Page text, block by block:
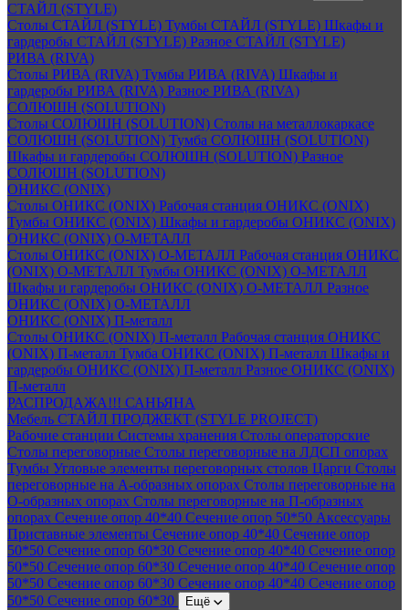
СТАЙЛ (STYLE)
Столы СТАЙЛ (STYLE) Тумбы СТАЙЛ (STYLE) Шкафы и
гардеробы СТАЙЛ (STYLE) Разное СТАЙЛ (STYLE)
РИВА (RIVA)
Столы РИВА (RIVA) Тумбы РИВА (RIVA) Шкафы и
гардеробы РИВА (RIVA) Разное РИВА (RIVA)
СОЛЮШН (SOLUTION)
Столы СОЛЮШН (SOLUTION) Столы на металлокаркасе
СОЛЮШН (SOLUTION) Тумба СОЛЮШН (SOLUTION)
Шкафы и гардеробы СОЛЮШН (SOLUTION) Разное
СОЛЮШН (SOLUTION)
ОНИКС (ONIX)
Столы ОНИКС (ONIX) Рабочая станция ОНИКС (ONIX)
Тумбы ОНИКС (ONIX) Шкафы и гардеробы ОНИКС (ONIX)
ОНИКС (ONIX) O-МЕТАЛЛ
Столы ОНИКС (ONIX) O-МЕТАЛЛ Рабочая станция ОНИКС
(ONIX) O-МЕТАЛЛ Тумбы ОНИКС (ONIX) O-МЕТАЛЛ
Шкафы и гардеробы ОНИКС (ONIX) O-МЕТАЛЛ Разное
ОНИКС (ONIX) O-МЕТАЛЛ
ОНИКС (ONIX) П-металл
Столы ОНИКС (ONIX) П-металл Рабочая станция ОНИКС
(ONIX) П-металл Тумба ОНИКС (ONIX) П-металл Шкафы и
гардеробы ОНИКС (ONIX) П-металл Разное ОНИКС (ONIX)
П-металл
РАСПРОДАЖА!!! САНЬЯНА
Мебель СТАЙЛ ПРОДЖЕКТ (STYLE PROJECT)
Рабочие станции Системы хранения Столы операторские
Столы переговорные Столы переговорные на ЛДСП опорах
Тумбы Угловые элементы переговорных столов Царги Столы
переговорные на А-образных опорах Столы переговорные на
О-образных опорах Столы переговорные на П-образных
опорах Сечение опор 40*40 Сечение опор 50*50 Аксессуары
Приставные элементы Сечение опор 40*40 Сечение опор
50*50 Сечение опор 60*30 Сечение опор 40*40 Сечение опор
50*50 Сечение опор 60*30 Сечение опор 40*40 Сечение опор
50*50 Сечение опор 60*30 Сечение опор 40*40 Сечение опор
50*50 Сечение опор 60*30 Ещё